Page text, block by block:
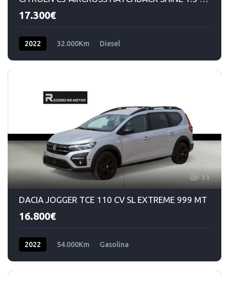
17.300€
2022 32.000Km Diesel
11
DACIA JOGGER TCE 110 CV SL EXTREME 999 MT
16.800€
2022 54.000Km Gasolina